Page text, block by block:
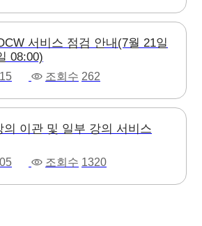
서비스 점검 안내(7월 21일
08:00)
조회수 262
의 이관 및 일부 강의 서비스
조회수 1320